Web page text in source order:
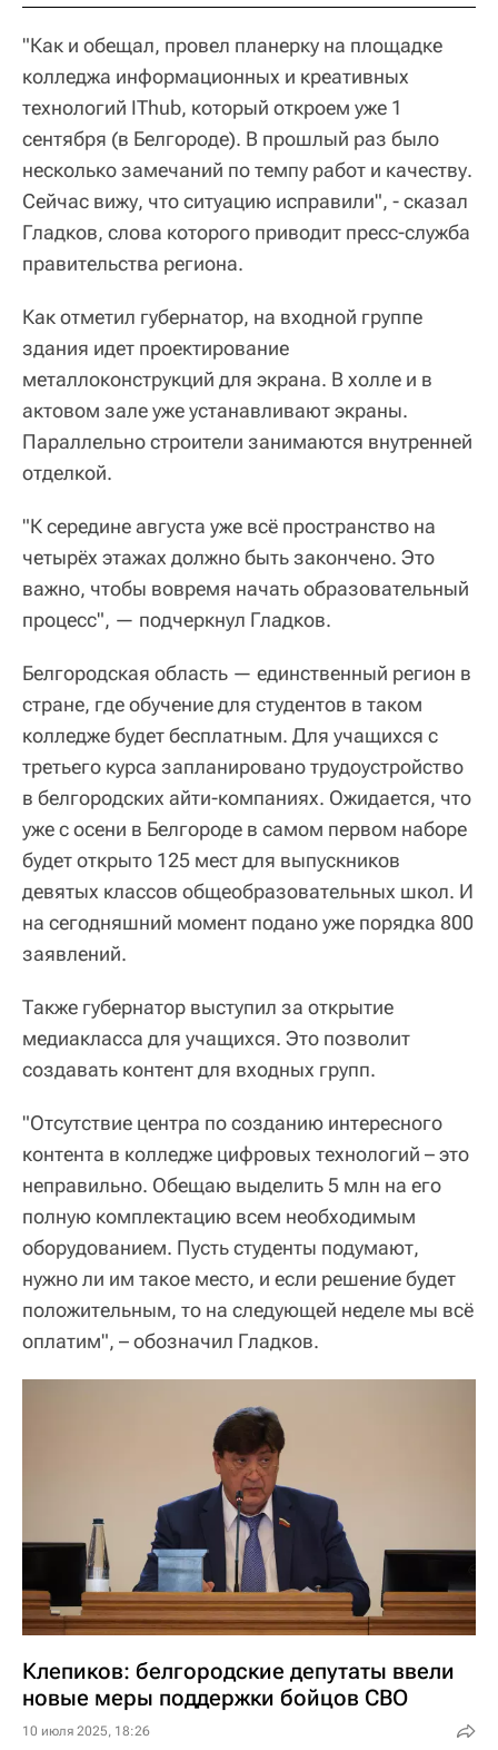
"Как и обещал, провел планерку на площадке
колледжа информационных и креативных
технологий IThub, который откроем уже 1
сентября (в Белгороде). В прошлый раз было
несколько замечаний по темпу работ и качеству.
Сейчас вижу, что ситуацию исправили", - сказал
Гладков, слова которого приводит пресс-служба
правительства региона.
Как отметил губернатор, на входной группе
здания идет проектирование
металлоконструкций для экрана. В холле и в
актовом зале уже устанавливают экраны.
Параллельно строители занимаются внутренней
отделкой.
"К середине августа уже всё пространство на
четырёх этажах должно быть закончено. Это
важно, чтобы вовремя начать образовательный
процесс", — подчеркнул Гладков.
Белгородская область — единственный регион в
стране, где обучение для студентов в таком
колледже будет бесплатным. Для учащихся с
третьего курса запланировано трудоустройство
в белгородских айти-компаниях. Ожидается, что
уже с осени в Белгороде в самом первом наборе
будет открыто 125 мест для выпускников
девятых классов общеобразовательных школ. И
на сегодняшний момент подано уже порядка 800
заявлений.
Также губернатор выступил за открытие
медиакласса для учащихся. Это позволит
создавать контент для входных групп.
"Отсутствие центра по созданию интересного
контента в колледже цифровых технологий – это
неправильно. Обещаю выделить 5 млн на его
полную комплектацию всем необходимым
оборудованием. Пусть студенты подумают,
нужно ли им такое место, и если решение будет
положительным, то на следующей неделе мы всё
оплатим", – обозначил Гладков.
Клепиков: белгородские депутаты ввели
новые меры поддержки бойцов СВО
10 июля 2025, 18:26